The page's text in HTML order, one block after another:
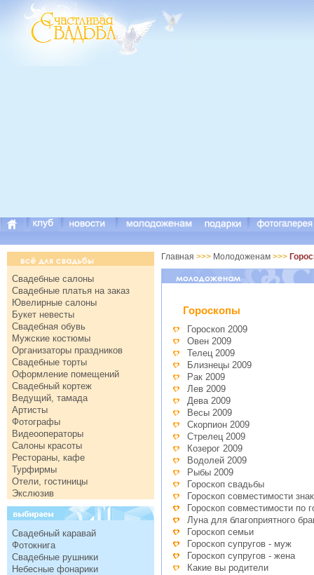
Свадебные салоны
Свадебные платья на заказ
Ювелирные салоны
Букет невесты
Свадебная обувь
Мужские костюмы
Организаторы праздников
Свадебные торты
Оформление помещений
Свадебный кортеж
Ведущий, тамада
Артисты
Фотографы
Видеооператоры
Салоны красоты
Рестораны, кафе
Турфирмы
Отели, гостиницы
Экслюзив
Свадебный каравай
Фотокнига
Свадебные рушники
Небесные фонарики
Главная >>> Молодоженам >>>
Гороскопы
Гороскоп 2009
Овен 2009
Телец 2009
Близнецы 2009
Рак 2009
Лев 2009
Дева 2009
Весы 2009
Скорпион 2009
Стрелец 2009
Козерог 2009
Водолей 2009
Рыбы 2009
Гороскоп свадьбы
Гороскоп совместимости
Гороскоп совместимости по
Луна для благоприятного
Гороскоп семьи
Гороскоп супругов - муж
Гороскоп супругов - жена
Какие вы родители